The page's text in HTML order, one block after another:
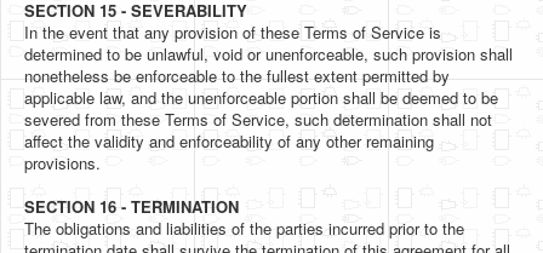
SECTION 15 - SEVERABILITY
In the event that any provision of these Terms of Service is
determined to be unlawful, void or unenforceable, such provision shall
nonetheless be enforceable to the fullest extent permitted by
applicable law, and the unenforceable portion shall be deemed to be
severed from these Terms of Service, such determination shall not
affect the validity and enforceability of any other remaining
provisions.
SECTION 16 - TERMINATION
The obligations and liabilities of the parties incurred prior to the